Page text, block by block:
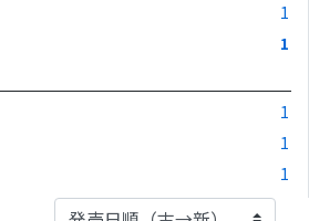
1
1
1
1
1